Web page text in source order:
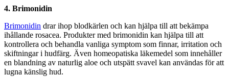
4. Brimonidin
Brimonidin drar ihop blodkärlen och kan hjälpa till att bekämpa
ihållande rosacea. Produkter med brimonidin kan hjälpa till att
kontrollera och behandla vanliga symptom som finnar, irritation och
skiftningar i hudfärg. Även homeopatiska läkemedel som innehåller
en blandning av naturlig aloe och utspätt svavel kan användas för att
lugna känslig hud.